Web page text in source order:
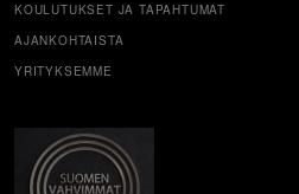
KOULUTUKSET JA TAPAHTUMAT
AJANKOHTAISTA
YRITYKSEMME